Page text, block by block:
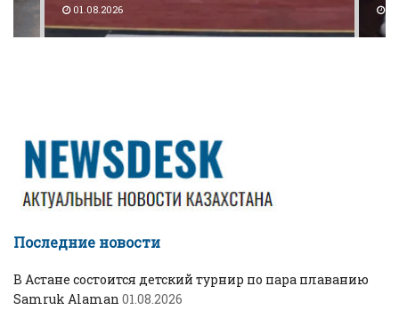
01.08.2026
Последние новости
В Астане состоится детский турнир по пара плаванию
Samruk Alaman 01.08.2026